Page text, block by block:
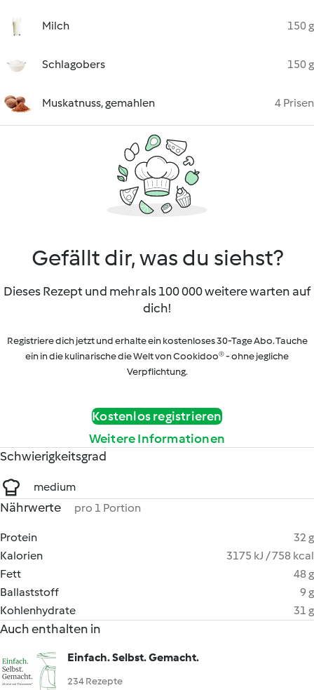
Milch 150 g
Schlagobers 150 g
Muskatnuss, gemahlen 4 Prisen
Gefällt dir, was du siehst?
Dieses Rezept und mehr als 100 000 weitere warten auf
dich!
Registriere dich jetzt und erhalte ein kostenloses 30-Tage Abo. Tauche
ein in die kulinarische die Welt von Cookidoo® - ohne jegliche
Verpflichtung.
Kostenlos registrieren
Weitere Informationen
Schwierigkeitsgrad
medium
Nährwerte pro 1 Portion
Protein
32 g
Kalorien
3175 kJ / 758 kcal
Fett
48 g
Ballaststoff
9 g
Kohlenhydrate
31 g
Auch enthalten in
Einfach. Selbst. Gemacht.
234 Rezepte